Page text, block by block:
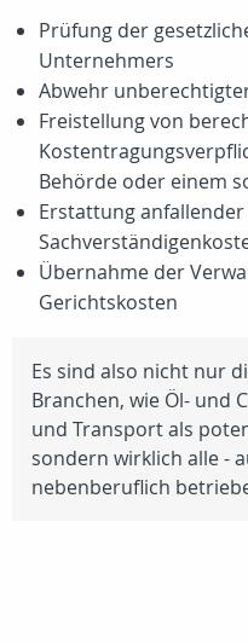
Prüfung der
Unternehmers
Abwehr
Freistellung von
Behörde oder einem
Erstattung
Übernahme der
Gerichtskosten
Es sind also nicht nur
Branchen, wie Öl- und
und Transport als
sondern wirklich alle -
nebenberuflich